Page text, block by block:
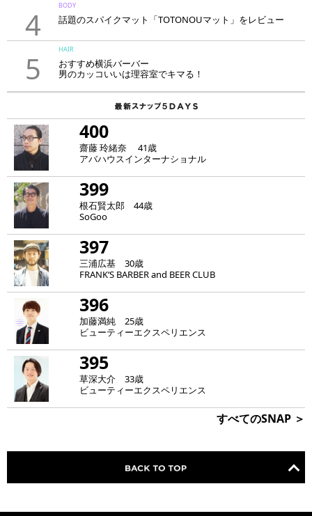
4
BODY
話題のスパイクマット「TOTONOUマット」をレビュー
5
HAIR
おすすめ横浜バーバー
男のカッコいいは理容室でキマる！
400
齋藤 玲緒奈 41歳
アバハウスインターナショナル
399
根石賢太郎 44歳
SoGoo
397
三浦広基 30歳
FRANK‘S BARBER and BEER CLUB
396
加藤満純 25歳
ビューティーエクスペリエンス
395
草深大介 33歳
ビューティーエクスペリエンス
すべてのSNAP ＞